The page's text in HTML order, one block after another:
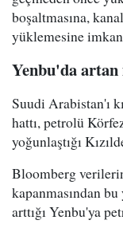
boşaltmasına,
yüklemesine imkan
Yenbu'da
Suudi Arabistan'ı
hattı, petrolü
yoğunlaştığı
Bloomberg
kapanmasından
arttığı Yenbu'ya